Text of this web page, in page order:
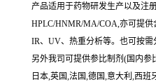
产品适用于药物研发生产以及注
HPLC/HNMR/MA/COA,亦可提供
IR、UV、热重分析等。也可按需
另外我司可提供参比制剂(国内参
日本,英国,法国,德国,意大利,西